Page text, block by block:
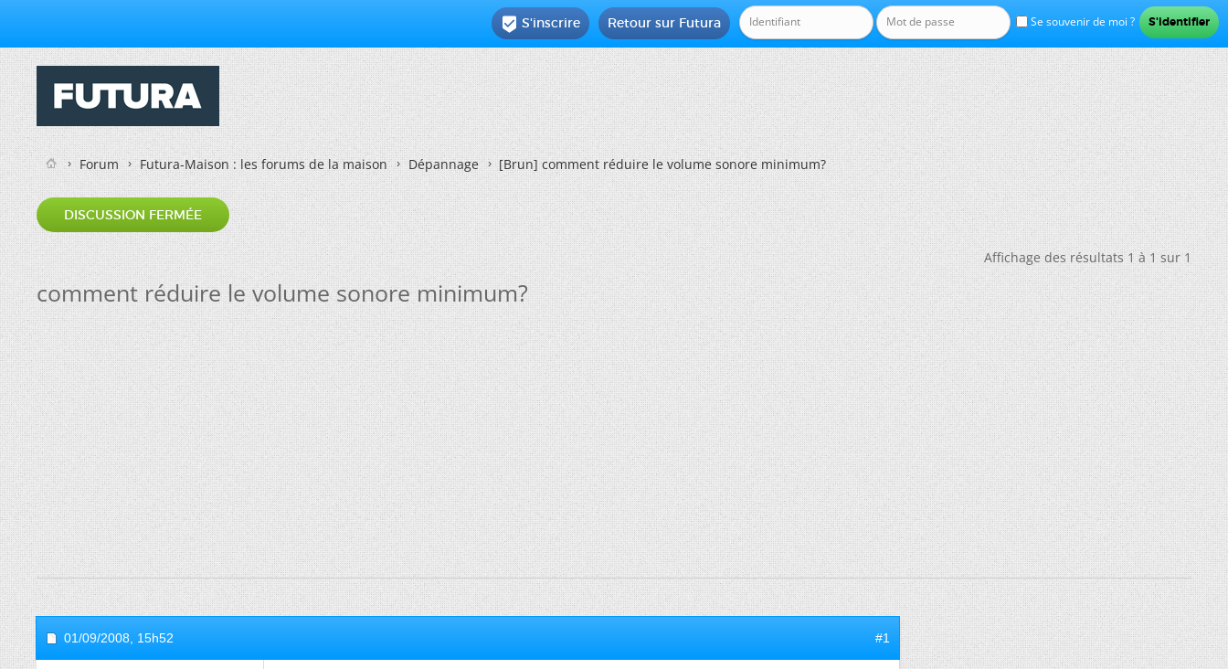
Se souvenir de moi ?
Retour sur Futura
 S'inscrire
Forum Futura-Maison : les forums de la maison Dépannage [Brun]comment réduire le volume sonore minimum?
DISCUSSION FERMÉE
Affichage des résultats 1 à 1 sur 1
comment réduire le volume sonore minimum?
01/09/2008, 15h52 #1